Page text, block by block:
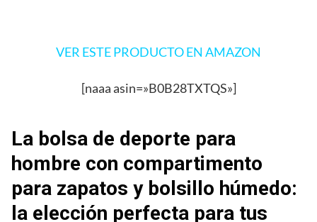
VER ESTE PRODUCTO EN AMAZON
[naaa asin=»B0B28TXTQS»]
La bolsa de deporte para
hombre con compartimento
para zapatos y bolsillo húmedo:
la elección perfecta para tus